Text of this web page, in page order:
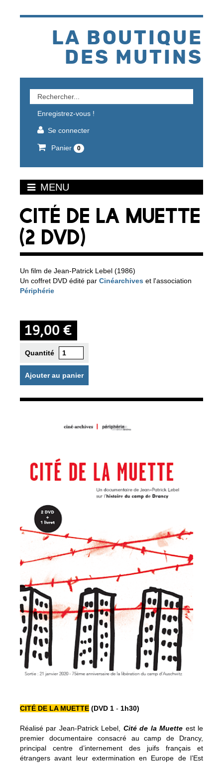
LA BOUTIQUE
DES MUTINS
Rechercher
un
produit
Enregistrez-vous !
Se connecter
Panier 0
MENU
CITÉ DE LA MUETTE
(2 DVD)
Un film de Jean-Patrick Lebel (1986)
Un coffret DVD édité par Cinéarchives et l'association
Périphérie
19,00 €
Quantité
Ajouter au panier
CITÉ DE LA MUETTE (DVD 1 - 1h30)
Réalisé par Jean-Patrick Lebel, Cité de la Muette est le
premier documentaire consacré au camp de Drancy,
principal centre d’internement des juifs français et
étrangers avant leur extermination en Europe de l’Est